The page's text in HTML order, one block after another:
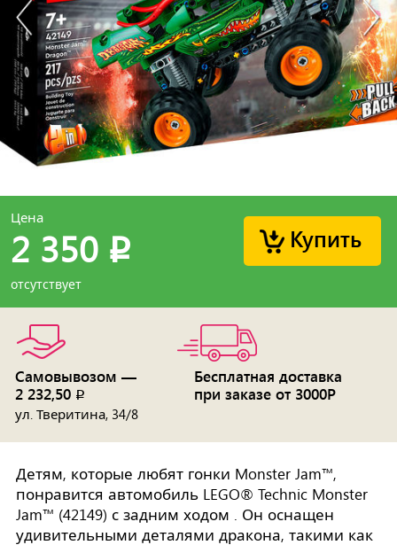
Купить
Цена
2 350 p
отсутствует
Самовывозом —
2 232,50 p
ул. Тверитина, 34/8
Бесплатная доставка
при заказе от 3000Р
Детям, которые любят гонки Monster Jam™,
понравится автомобиль LEGO® Technic Monster
Jam™ (42149) с задним ходом . Он оснащен
удивительными деталями дракона, такими как